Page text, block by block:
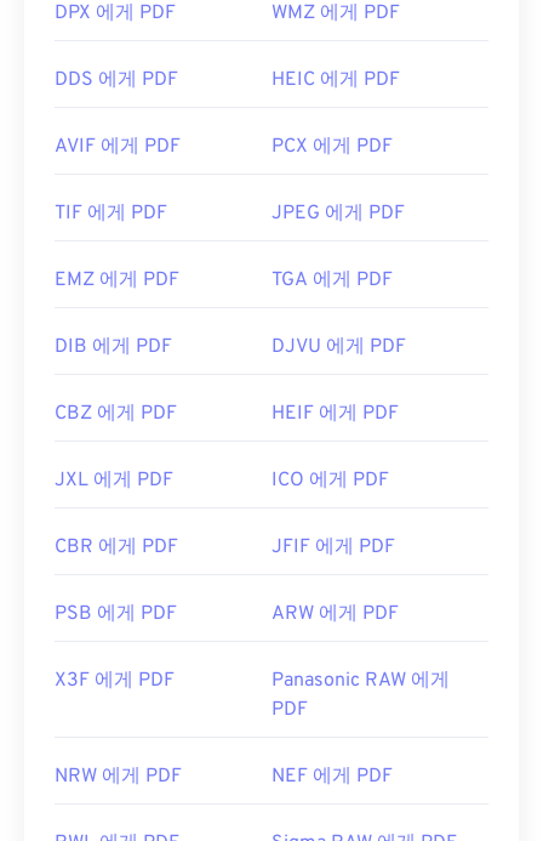
DPX 에게 PDF WMZ 에게 PDF
DDS 에게 PDF HEIC 에게 PDF
AVIF 에게 PDF PCX 에게 PDF
TIF 에게 PDF JPEG 에게 PDF
EMZ 에게 PDF TGA 에게 PDF
DIB 에게 PDF DJVU 에게 PDF
CBZ 에게 PDF HEIF 에게 PDF
JXL 에게 PDF ICO 에게 PDF
CBR 에게 PDF JFIF 에게 PDF
PSB 에게 PDF ARW 에게 PDF
X3F 에게 PDF
Panasonic RAW 에게
PDF
NRW 에게 PDF NEF 에게 PDF